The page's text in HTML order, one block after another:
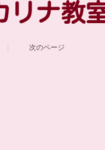
リナ教
次のページ